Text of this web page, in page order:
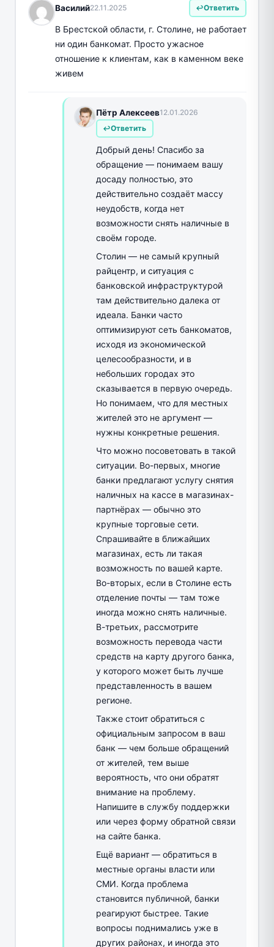
Василий22.11.2025 Ответить
В Брестской области, г. Столине, не работает
ни один банкомат. Просто ужасное
отношение к клиентам, как в каменном веке
живем
Пётр Алексеев12.01.2026
Ответить
Добрый день! Спасибо за
обращение — понимаем вашу
досаду полностью, это
действительно создаёт массу
неудобств, когда нет
возможности снять наличные в
своём городе.
Столин — не самый крупный
райцентр, и ситуация с
банковской инфраструктурой
там действительно далека от
идеала. Банки часто
оптимизируют сеть банкоматов,
исходя из экономической
целесообразности, и в
небольших городах это
сказывается в первую очередь.
Но понимаем, что для местных
жителей это не аргумент —
нужны конкретные решения.
Что можно посоветовать в такой
ситуации. Во-первых, многие
банки предлагают услугу снятия
наличных на кассе в магазинах-
партнёрах — обычно это
крупные торговые сети.
Спрашивайте в ближайших
магазинах, есть ли такая
возможность по вашей карте.
Во-вторых, если в Столине есть
отделение почты — там тоже
иногда можно снять наличные.
В-третьих, рассмотрите
возможность перевода части
средств на карту другого банка,
у которого может быть лучше
представленность в вашем
регионе.
Также стоит обратиться с
официальным запросом в ваш
банк — чем больше обращений
от жителей, тем выше
вероятность, что они обратят
внимание на проблему.
Напишите в службу поддержки
или через форму обратной связи
на сайте банка.
Ещё вариант — обратиться в
местные органы власти или
СМИ. Когда проблема
становится публичной, банки
реагируют быстрее. Такие
вопросы поднимались уже в
других районах, и иногда это